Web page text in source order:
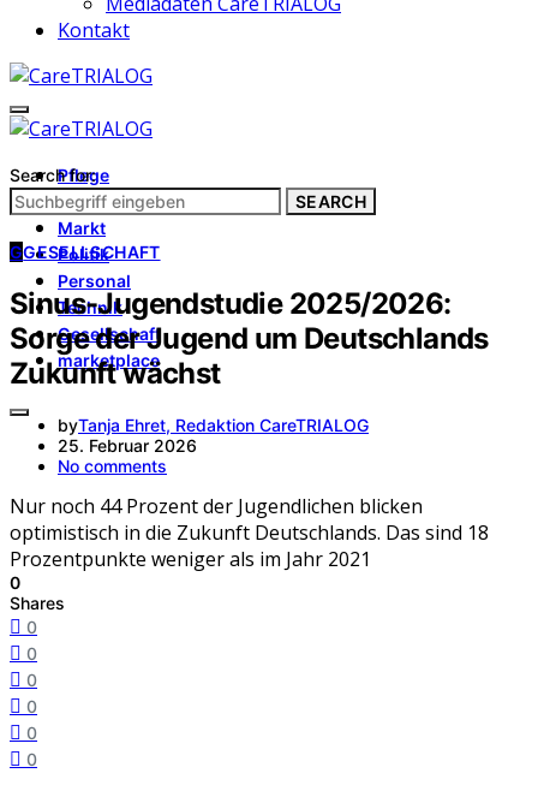
Kontakt
Pflege
Architektur
Markt
Politik
Personal
Technik
Gesellschaft
marketplace
Search for:
SEARCH
GGESELLSCHAFT
Sinus-Jugendstudie 2025/2026:
Sorge der Jugend um Deutschlands
Zukunft wächst
byTanja Ehret, Redaktion CareTRIALOG
25. Februar 2026
No comments
Nur noch 44 Prozent der Jugendlichen blicken
optimistisch in die Zukunft Deutschlands. Das sind 18
Prozentpunkte weniger als im Jahr 2021
0
Shares
0
0
0
0
0
0